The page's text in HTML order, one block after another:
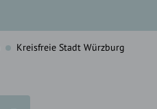
Kreisfreie Stadt Würzburg